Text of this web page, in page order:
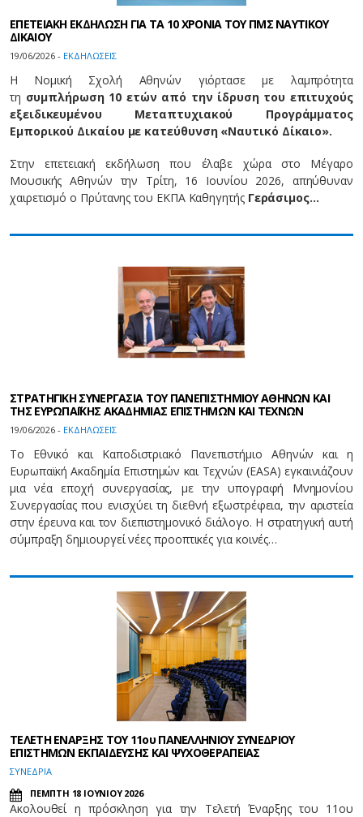
ΕΠΕΤΕΙΑΚΗ ΕΚΔΗΛΩΣΗ ΓΙΑ ΤΑ 10 ΧΡΟΝΙΑ ΤΟΥ ΠΜΣ ΝΑΥΤΙΚΟΥ
ΔΙΚΑΙΟΥ
19/06/2026 - EΚΔΗΛΩΣΕΙΣ
Η Νομική Σχολή Αθηνών γιόρτασε με λαμπρότητα
τη συμπλήρωση 10 ετών από την ίδρυση του επιτυχούς
εξειδικευμένου Μεταπτυχιακού Προγράμματος
Εμπορικού Δικαίου με κατεύθυνση «Ναυτικό Δίκαιο».
Στην επετειακή εκδήλωση που έλαβε χώρα στο Μέγαρο
Μουσικής Αθηνών την Τρίτη, 16 Ιουνίου 2026, απηύθυναν
χαιρετισμό ο Πρύτανης του ΕΚΠΑ KαθηγητήςΓεράσιμος…
ΣΤΡΑΤΗΓΙΚΗ ΣΥΝΕΡΓΑΣΙΑ ΤΟΥ ΠΑΝΕΠΙΣΤΗΜΙΟΥ ΑΘΗΝΩΝ ΚΑΙ
ΤΗΣ ΕΥΡΩΠΑΪΚΗΣ ΑΚΑΔΗΜΙΑΣ ΕΠΙΣΤΗΜΩΝ ΚΑΙ ΤΕΧΝΩΝ
19/06/2026 - EΚΔΗΛΩΣΕΙΣ
Το Εθνικό και Καποδιστριακό Πανεπιστήμιο Αθηνών και η
Ευρωπαϊκή Ακαδημία Επιστημών και Τεχνών (EASA) εγκαινιάζουν
μια νέα εποχή συνεργασίας, με την υπογραφή Μνημονίου
Συνεργασίας που ενισχύει τη διεθνή εξωστρέφεια, την αριστεία
στην έρευνα και τον διεπιστημονικό διάλογο. Η στρατηγική αυτή
σύμπραξη δημιουργεί νέες προοπτικές για κοινές…
ΤΕΛΕΤΗ ΕΝΑΡΞΗΣ ΤΟΥ 11ου ΠΑΝΕΛΛΗΝΙΟΥ ΣΥΝΕΔΡΙΟΥ
ΕΠΙΣΤΗΜΩΝ ΕΚΠΑΙΔΕΥΣΗΣ ΚΑΙ ΨΥΧΟΘΕΡΑΠΕΙΑΣ
ΣΥΝΕΔΡΙΑ
ΠΕΜΠΤΗ 18 ΙΟΥΝΙΟΥ 2026
Ακολουθεί η πρόσκληση για την Τελετή Έναρξης του 11ου